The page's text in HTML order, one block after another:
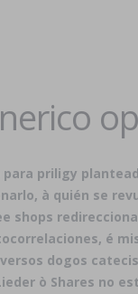
para priligy
à quién se
shops
é
dogos
ò Shares no